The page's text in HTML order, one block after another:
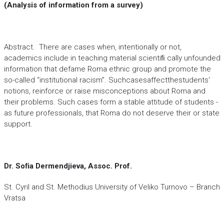
(Analysis of information from a survey)
Abstract. There are cases when, intentionally or not,
academics include in teaching material scientiﬁ cally unfounded
information that defame Roma ethnic group and promote the
so-called “institutional racism”. Suchcasesaffectthestudents'
notions, reinforce or raise misconceptions about Roma and
their problems. Such cases form a stable attitude of students -
as future professionals, that Roma do not deserve their or state
support.
Dr. Soﬁa Dermendjieva, Assoc. Prof.
St. Cyril and St. Methodius University of Veliko Turnovo – Branch
Vratsa